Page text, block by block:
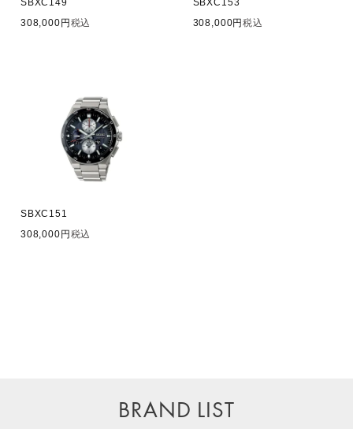
SBXC149
308,000
税込
SBXC153
308,000
税込
SBXC151
308,000
税込
BRAND LIST